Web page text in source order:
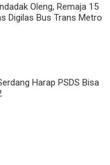
Oleng, Remaja 15
Digilas Bus Trans Metro
Harap PSDS Bisa